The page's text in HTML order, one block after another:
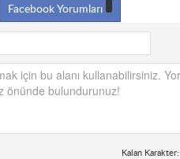
Facebook Yorumları
Kalan Karakter: